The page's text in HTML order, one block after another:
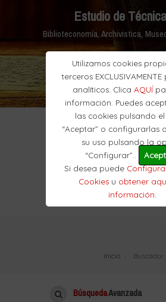
Utilizamos cookies
terceros
analíticos. Clica AQUÍ
información. Puedes
las cookies pulsando
“Aceptar” o configurarlas
su uso pulsando la
“Configurar”..
Si desea puede
Cookiesu obtener
información
Estudio de
Biblioteconomía, Archivistica,
Inicio Buscador
BúsquedaAvanzada